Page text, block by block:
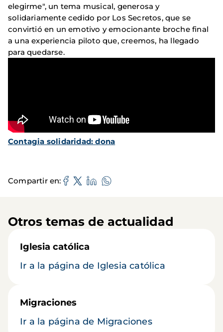
elegirme", un tema musical, generosa y
solidariamente cedido por Los Secretos, que se
convirtió en un emotivo y emocionante broche final
a una experiencia piloto que, creemos, ha llegado
para quedarse.
Contagia solidaridad: dona
Compartir en
Otros temas de actualidad
Iglesia católica
Ir a la página de Iglesia católica
Migraciones
Ir a la página de Migraciones